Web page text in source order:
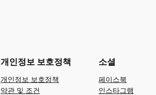
개인정보 보호정책
개인정보 보호정책
약관 및 조건
소셜
페이스북
인스타그램